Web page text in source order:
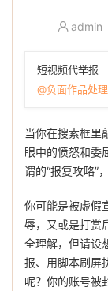
admin
短视频代举报
@负面作品处理
当你在搜索框里
眼中的愤怒和委
谓的“报复攻略”
你可能是被虚假
辱，又或是打赏
全理解，但请设
报、用脚本刷屏
呢？你的账号被